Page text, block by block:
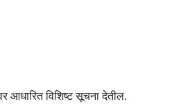
आधारित विशिष्ट सूचना देतील.